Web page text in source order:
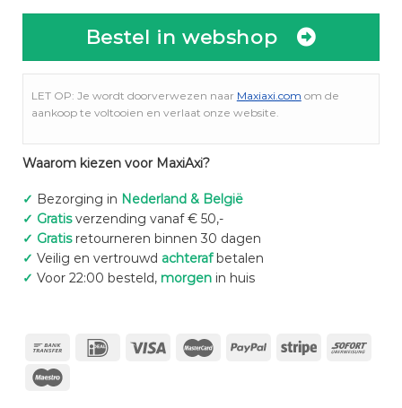
Bestel in webshop
LET OP: Je wordt doorverwezen naar Maxiaxi.com om de
aankoop te voltooien en verlaat onze website.
Waarom kiezen voor MaxiAxi?
✓ Bezorging in Nederland & België
✓ Gratisverzending vanaf € 50,-
✓ Gratisretourneren binnen 30 dagen
✓ Veilig en vertrouwd achterafbetalen
✓ Voor 22:00 besteld, morgenin huis